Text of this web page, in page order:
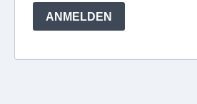
ANMELDEN